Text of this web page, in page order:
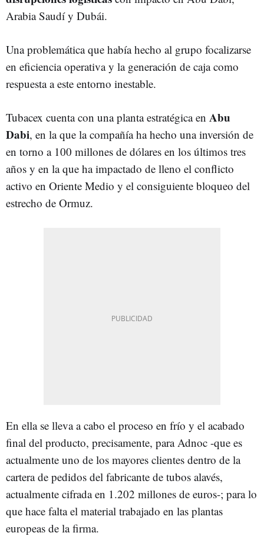
Arabia Saudí y Dubái.
Una problemática que había hecho al grupo focalizarse
en eficiencia operativa y la generación de caja como
respuesta a este entorno inestable.
Tubacex cuenta con una planta estratégica en Abu
Dabi, en la que la compañía ha hecho una inversión de
en torno a 100 millones de dólares en los últimos tres
años y en la que ha impactado de lleno el conflicto
activo en Oriente Medio y el consiguiente bloqueo del
estrecho de Ormuz.
En ella se lleva a cabo el proceso en frío y el acabado
final del producto, precisamente, para Adnoc -que es
actualmente uno de los mayores clientes dentro de la
cartera de pedidos del fabricante de tubos alavés,
actualmente cifrada en 1.202 millones de euros-; para lo
que hace falta el material trabajado en las plantas
europeas de la firma.